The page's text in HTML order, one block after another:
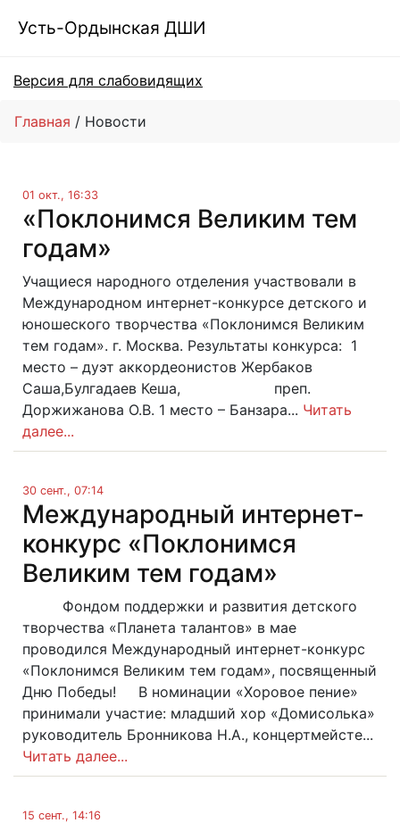
Усть-Ордынская ДШИ
Версия для слабовидящих
Главная Новости
01 окт., 16:33
«Поклонимся Великим тем
годам»
Учащиеся народного отделения участвовали в
Международном интернет-конкурсе детского и
юношеского творчества «Поклонимся Великим
тем годам». г. Москва. Результаты конкурса: 1
место – дуэт аккордеонистов Жербаков
Саша,Булгадаев Кеша, преп.
Доржижанова О.В. 1 место – Банзара... Читать
далее...
30 сент., 07:14
Международный интернет-
конкурс «Поклонимся
Великим тем годам»
Фондом поддержки и развития детского
творчества «Планета талантов» в мае
проводился Международный интернет-конкурс
«Поклонимся Великим тем годам», посвященный
Дню Победы! В номинации «Хоровое пение»
принимали участие: младший хор «Домисолька»
руководитель Бронникова Н.А., концертмейсте...
Читать далее...
15 сент., 14:16